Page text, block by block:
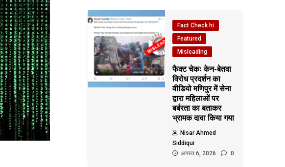
Fact Check hi
Featured
Misleading
फैक्ट चेकः केन-बेतवा
विरोध प्रदर्शन का
वीडियो मणिपुर में सेना
द्वारा महिलाओं पर
बर्बरता का बताकर
भ्रामक दावा किया गया
Nisar Ahmed
Siddiqui
अगस्त 6, 2026
0